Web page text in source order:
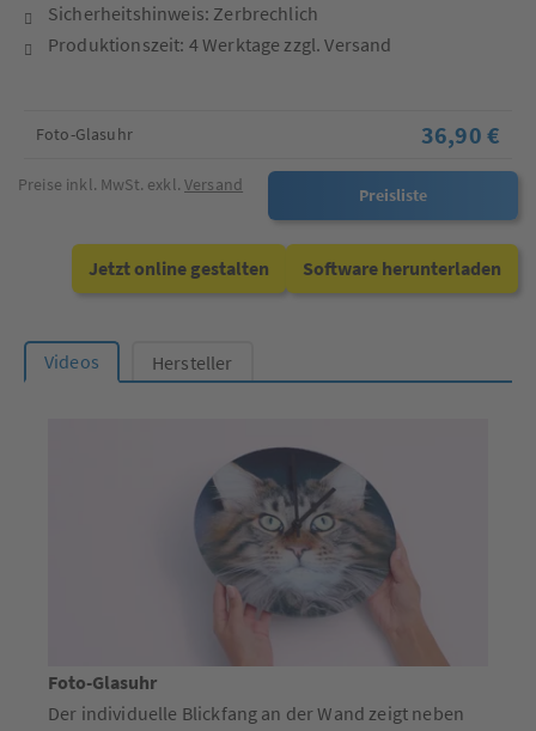
Sicherheitshinweis: Zerbrechlich
Produktionszeit: 4 Werktage zzgl. Versand
Foto-Glasuhr 36,90 €
Preisliste
Preise inkl. MwSt. exkl.Versand
Jetzt online gestalten Software herunterladen
Videos Hersteller
Foto-Glasuhr
Der individuelle Blickfang an der Wand zeigt neben